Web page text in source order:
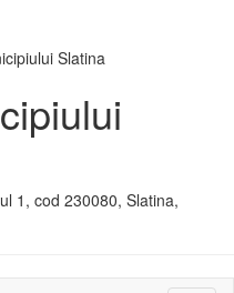
1, cod 230080, Slatina,